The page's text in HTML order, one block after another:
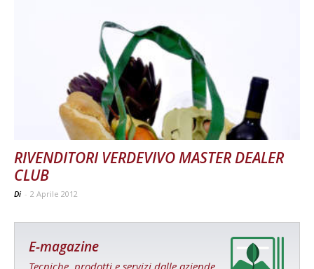
RIVENDITORI VERDEVIVO MASTER DEALER
CLUB
Di - 2 Aprile 2012
E-magazine